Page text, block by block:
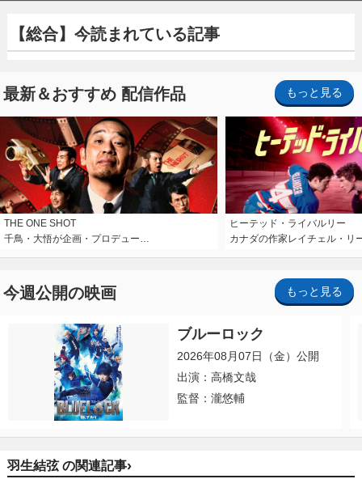
【総合】今読まれている記事
最新＆おすすめ 配信作品 もっと見る
THE ONE SHOT
千鳥・大悟が企画・プロデュー…
ヒーテッド・ライバルリー
カナダの作家レイチェル・リ
今週公開の映画 もっと見る
ブルーロック
2026年08月07日（金）公開
出演：高橋文哉
監督：瀧悠輔
羽生結弦 の関連記事›